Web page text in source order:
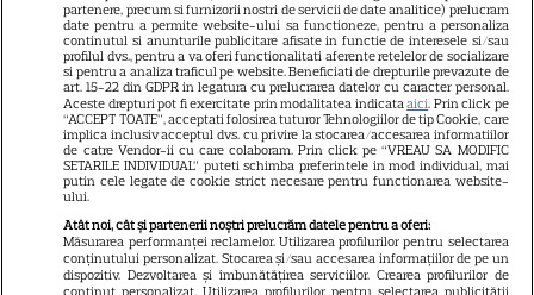
3
Boseman
VEDETE STRĂINE
Ryan Gosling este noul Ghost
Rider din Universul Marvel.
Anunțul făcut la Comic-Con i-
a entuziasmat pe fani
partenere, precum si furnizorii nostri de servicii de date analitice) prelucram
date pentru a permite website-ului sa functioneze, pentru a personaliza
continutul si anunturile publicitare afisate in functie de interesele si/sau
profilul dvs., pentru a va oferi functionalitati aferente retelelor de socializare
si pentru a analiza traficul pe website. Beneficiati de drepturile prevazute de
art. 15-22 din GDPR in legatura cu prelucrarea datelor cu caracter personal.
Aceste drepturi pot fi exercitate prin modalitatea indicataaici. Prin click pe
“ACCEPT TOATE”, acceptati folosirea tuturor Tehnologiilor de tip Cookie, care
implica inclusiv acceptul dvs. cu privire la stocarea/accesarea informatiilor
de catre Vendor-ii cu care colaboram. Prin click pe “VREAU SA MODIFIC
SETARILE INDIVIDUAL” puteti schimba preferintele in mod individual, mai
putin cele legate de cookie strict necesare pentru functionarea website-
ului.
Atât noi, cât și partenerii noștri prelucrăm datele pentru a oferi:
Măsurarea performanței reclamelor. Utilizarea profilurilor pentru selectarea
conținutului personalizat. Stocarea și/sau accesarea informațiilor de pe un
dispozitiv. Dezvoltarea și îmbunătățirea serviciilor. Crearea profilurilor de
conținut personalizat. Utilizarea profilurilor pentru selectarea publicității